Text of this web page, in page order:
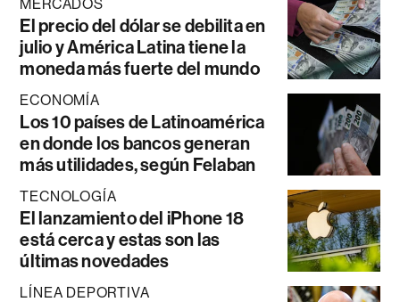
MERCADOS
El precio del dólar se debilita en
julio y América Latina tiene la
moneda más fuerte del mundo
ECONOMÍA
Los 10 países de Latinoamérica
en donde los bancos generan
más utilidades, según Felaban
TECNOLOGÍA
El lanzamiento del iPhone 18
está cerca y estas son las
últimas novedades
LÍNEA DEPORTIVA